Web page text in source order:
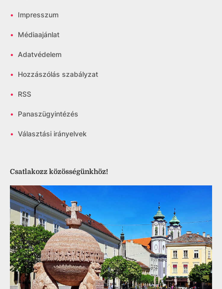
• Impresszum
• Médiaajánlat
• Adatvédelem
• Hozzászólás szabályzat
• RSS
• Panaszügyintézés
• Választási irányelvek
Csatlakozz közösségünkhöz!